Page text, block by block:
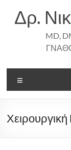
contentΔρ.
MD,